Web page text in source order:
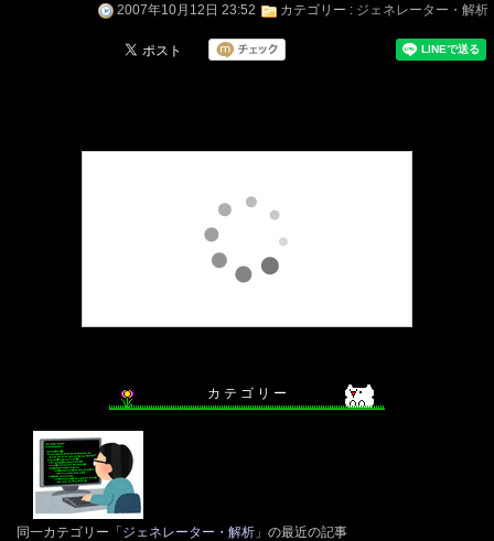
2007年10月12日 23:52 カテゴリー : ジェネレーター・解析
カ テ ゴ リ ー
同一カテゴリー「ジェネレーター・解析 」の最近の記事